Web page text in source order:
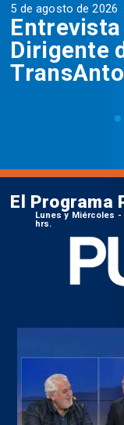
5 de agosto de 2026
Entrevista
Dirigente
El Programa
Lunes y Miércoles -
hrs.